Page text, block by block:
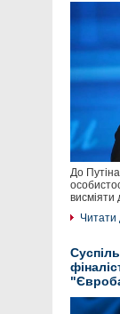
До Путіна
висміяти
Читати